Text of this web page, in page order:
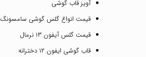
آویز قاب گوشی
قیمت انواع گلس گوشی سامسونگ
قیمت گلس آیفون ۱۳ نرمال
قاب گوشی ایفون ۱۲ دخترانه